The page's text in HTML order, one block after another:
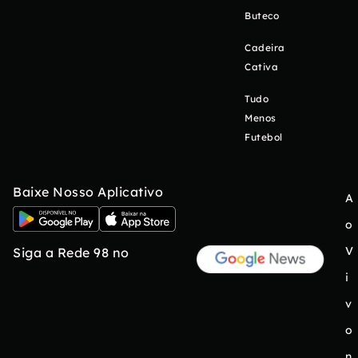
Buteco
Cadeira
Cativa
Tudo
Menos
Futebol
Baixe Nosso Aplicativo
Siga a Rede 98 no
A
o
V
i
v
o